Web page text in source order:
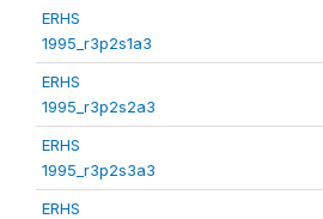
ERHS
1995_r3p2s1a3
ERHS
1995_r3p2s2a3
ERHS
1995_r3p2s3a3
ERHS